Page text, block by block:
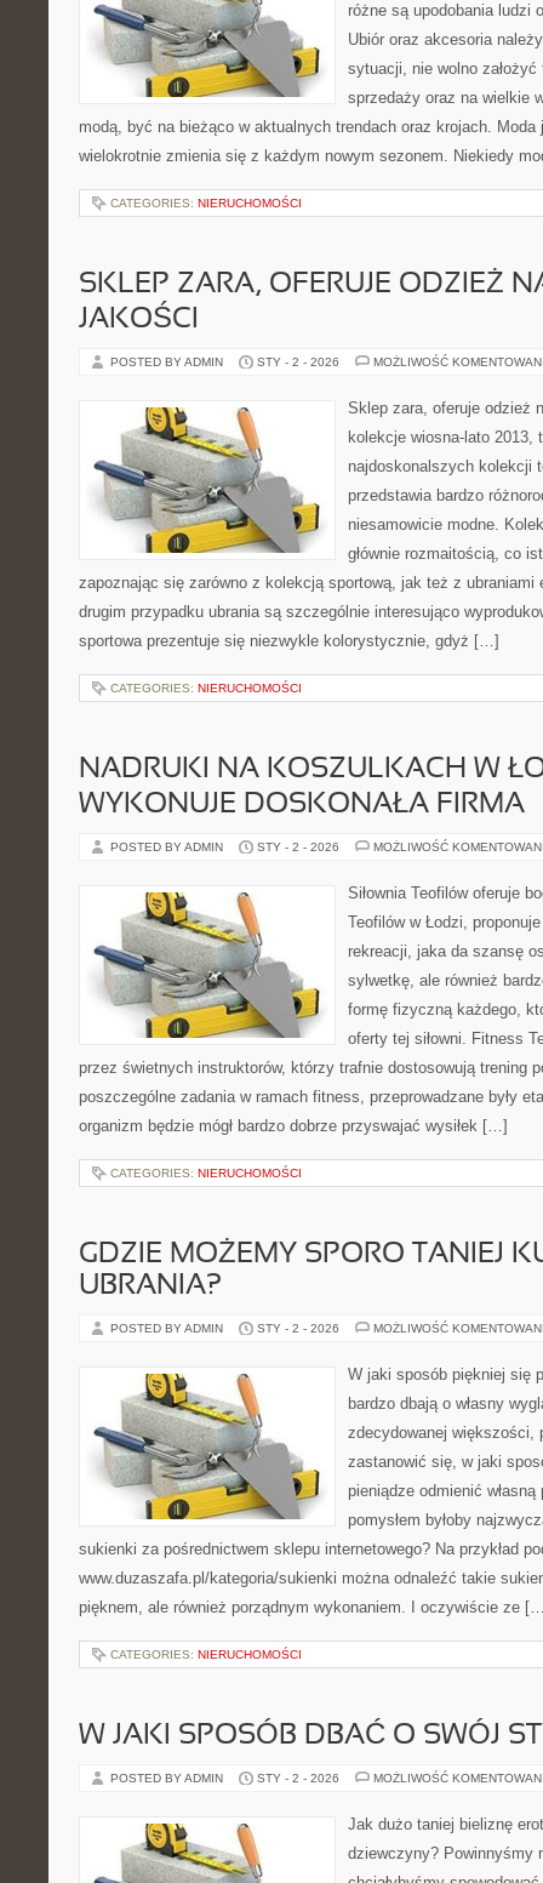
różne są upodobania ludzi
Ubiór oraz akcesoria
sytuacji, nie wolno
sprzedaży oraz na wielkie
modą, być na bieżąco w aktualnych trendach oraz krojach.
wielokrotnie zmienia się z każdym nowym sezonem. Niekiedy
CATEGORIES: NIERUCHOMOŚCI
SKLEP ZARA, OFERUJE ODZIEŻ
JAKOŚCI
POSTED BY ADMIN STY - 2 - 2026 MOŻLIWOŚĆ
Sklep zara, oferuje odzież
kolekcje wiosna-lato 2013,
najdoskonalszych kolekcji
przedstawia bardzo
niesamowicie modne.
głównie rozmaitością, co
zapoznając się zarówno z kolekcją sportową, jak też z ubraniami
drugim przypadku ubrania są szczególnie interesująco
sportowa prezentuje się niezwykle kolorystycznie, gdyż […]
CATEGORIES: NIERUCHOMOŚCI
NADRUKI NA KOSZULKACH W
WYKONUJE DOSKONAŁA FIRMA
POSTED BY ADMIN STY - 2 - 2026 MOŻLIWOŚĆ
Siłownia Teofilów oferuje
Teofilów w Łodzi,
rekreacji, jaka da szansę
sylwetkę, ale również
formę fizyczną każdego,
oferty tej siłowni. Fitness
przez świetnych instruktorów, którzy trafnie dostosowują trening
poszczególne zadania w ramach fitness, przeprowadzane były
organizm będzie mógł bardzo dobrze przyswajać wysiłek […]
CATEGORIES: NIERUCHOMOŚCI
GDZIE MOŻEMY SPORO TANIEJ
UBRANIA?
POSTED BY ADMIN STY - 2 - 2026 MOŻLIWOŚĆ
W jaki sposób piękniej się
bardzo dbają o własny
zdecydowanej większości,
zastanowić się, w jaki
pieniądze odmienić
pomysłem byłoby
sukienki za pośrednictwem sklepu internetowego? Na przykład
www.duzaszafa.pl/kategoria/sukienki można odnaleźć takie
pięknem, ale również porządnym wykonaniem. I oczywiście ze
CATEGORIES: NIERUCHOMOŚCI
W JAKI SPOSÓB DBAĆ O SWÓJ
POSTED BY ADMIN STY - 2 - 2026 MOŻLIWOŚĆ
Jak dużo taniej bieliznę
dziewczyny? Powinnyśmy